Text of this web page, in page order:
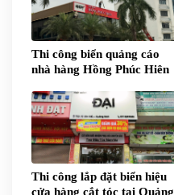
Thi công biển quảng cáo
nhà hàng Hồng Phúc Hiên
Thi công lắp đặt biển hiệu
cửa hàng cắt tóc tại Quảng